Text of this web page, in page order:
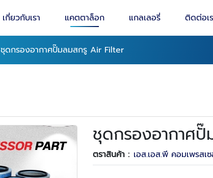
เกี่ยวกับเรา แคตตาล็อก แกลเลอรี่ ติดต่อเ
ชุดกรองอากาศปั๊มลมสกรู Air Filter
ชุดกรองอากาศ
ตราสินค้า : เอส.เอส.พี คอมเพรสเ